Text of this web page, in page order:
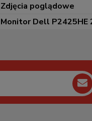
Zdjęcia poglądowe
Monitor Dell P2425HE